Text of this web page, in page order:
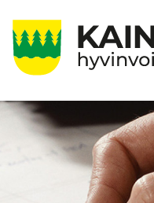
pääsisältöön
Sote
Menu
Asiakkaille